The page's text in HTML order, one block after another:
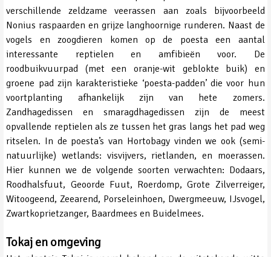
verschillende zeldzame veerassen aan zoals bijvoorbeeld
Nonius raspaarden en grijze langhoornige runderen. Naast de
vogels en zoogdieren komen op de poesta een aantal
interessante reptielen en amfibieën voor. De
roodbuikvuurpad (met een oranje-wit geblokte buik) en
groene pad zijn karakteristieke ‘poesta-padden’ die voor hun
voortplanting afhankelijk zijn van hete zomers.
Zandhagedissen en smaragdhagedissen zijn de meest
opvallende reptielen als ze tussen het gras langs het pad weg
ritselen. In de poesta’s van Hortobagy vinden we ook (semi-
natuurlijke) wetlands: visvijvers, rietlanden, en moerassen.
Hier kunnen we de volgende soorten verwachten: Dodaars,
Roodhalsfuut, Geoorde Fuut, Roerdomp, Grote Zilverreiger,
Witoogeend, Zeearend, Porseleinhoen, Dwergmeeuw, IJsvogel,
Zwartkoprietzanger, Baardmees en Buidelmees.
Tokaj en omgeving